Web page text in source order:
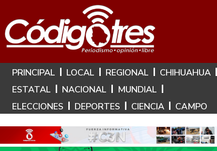
Hoy es: 9 de Agosto de 2026
PRINCIPAL LOCAL REGIONAL
CHIHUAHUA
ESTATAL
NACIONAL
MUNDIAL
ELECCIONES
DEPORTES CIENCIA CAMPO